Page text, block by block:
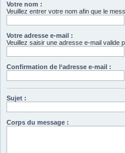
Votre nom :
Veuillez entrer votre nom afin que le
Votre adresse e-mail :
Veuillez saisir une adresse e-mail valide
Confirmation de l‘adresse e-mail :
Sujet :
Corps du message :